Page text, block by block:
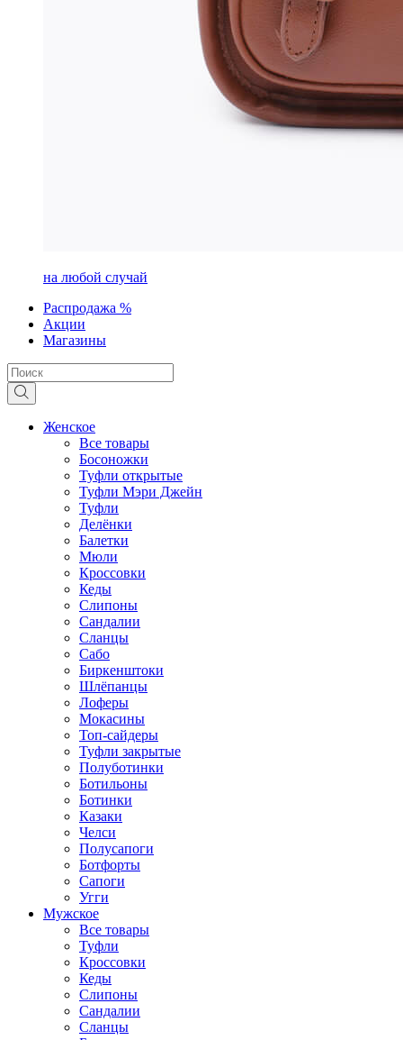
на любой случай
Распродажа %
Акции
Магазины
Женское
Все товары
Босоножки
Туфли открытые
Туфли Мэри Джейн
Туфли
Делёнки
Балетки
Мюли
Кроссовки
Кеды
Слипоны
Сандалии
Сланцы
Сабо
Биркенштоки
Шлёпанцы
Лоферы
Мокасины
Топ-сайдеры
Туфли закрытые
Полуботинки
Ботильоны
Ботинки
Казаки
Челси
Полусапоги
Ботфорты
Сапоги
Угги
Мужское
Все товары
Туфли
Кроссовки
Кеды
Слипоны
Сандалии
Сланцы